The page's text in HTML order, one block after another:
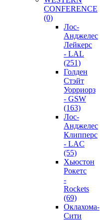
CONFERENCE
(0)
Лос-
Анджелес
Лейкерс
- LAL
(251)
Голден
Стэйт
Уорриорз
- GSW
(163)
Лос-
Анджелес
Клипперс
- LAC
(55)
Хьюстон
Рокетс
-
Rockets
(69)
Оклахома-
Сити